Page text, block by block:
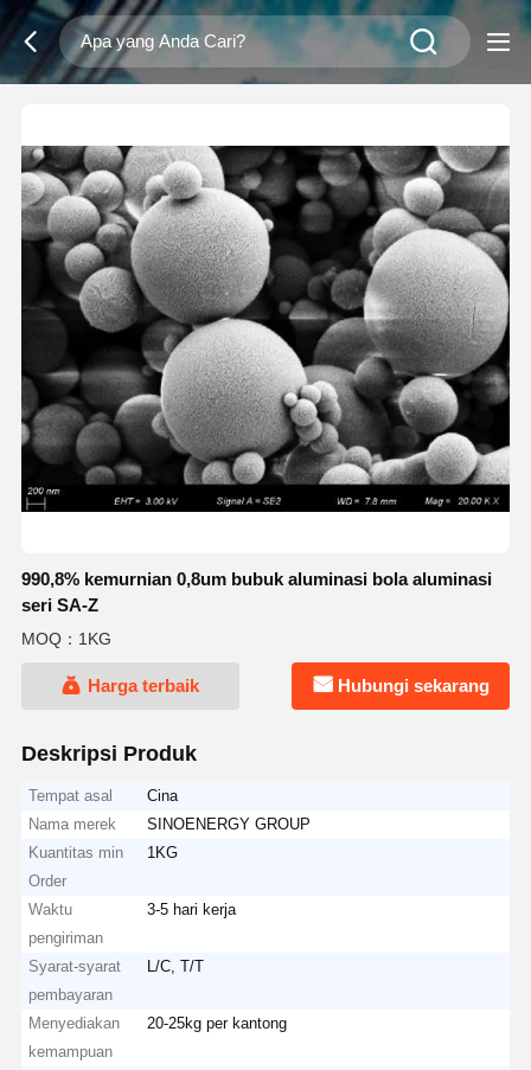
990,8% kemurnian 0,8um bubuk aluminasi bola aluminasi
seri SA-Z
MOQ：1KG
Harga terbaik Hubungi sekarang
Deskripsi Produk
Tempat asal
Cina
Nama merek
SINOENERGY GROUP
Kuantitas min
Order
1KG
Waktu
pengiriman
3-5 hari kerja
Syarat-syarat
pembayaran
L/C, T/T
Menyediakan
kemampuan
20-25kg per kantong